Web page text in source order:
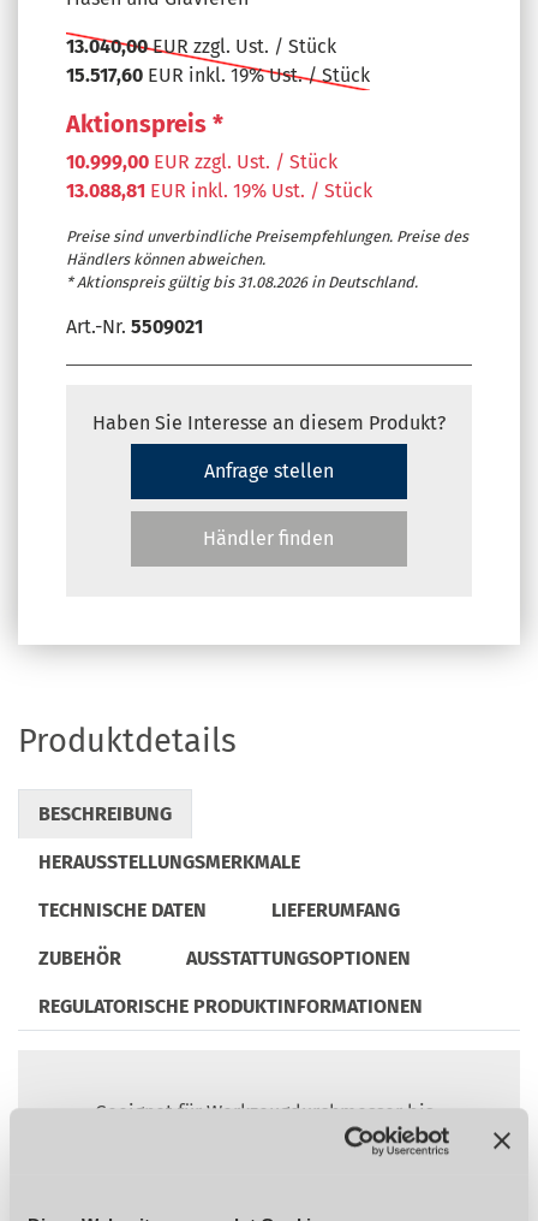
13.040,00EUR zzgl. Ust. / Stück
15.517,60 EUR inkl. 19% Ust. / Stück
Aktionspreis *
10.999,00 EUR zzgl. Ust. / Stück
13.088,81 EUR inkl. 19% Ust. / Stück
Preise sind unverbindliche Preisempfehlungen. Preise des
Händlers können abweichen.
* Aktionspreis gültig bis 31.08.2026 in Deutschland.
Art.-Nr. 5509021
Haben Sie Interesse an diesem Produkt?
Anfrage stellen
Händler finden
Produktdetails
BESCHREIBUNG
HERAUSSTELLUNGSMERKMALE
TECHNISCHE DATEN LIEFERUMFANG
ZUBEHÖR AUSSTATTUNGSOPTIONEN
REGULATORISCHE PRODUKTINFORMATIONEN
Geeignet für Werkzeugdurchmesser bis
max. 60 mm mit Schaftdurchmesser bis